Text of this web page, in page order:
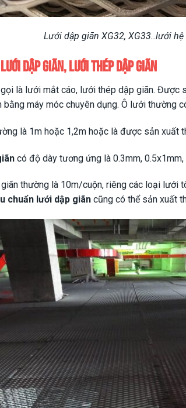
Lưới dập giãn XG32, XG33..lưới hệ
dập giãn, lưới thép dập giãn
là lưới mắt cáo, lưới thép dập giãn. Được
máy móc chuyên dụng. Ô lưới thường
là 1m hoặc 1,2m hoặc là được sản xuất
có độ dày tương ứng là 0.3mm, 0.5x1mm,
thường là 10m/cuộn, riêng các loại lưới
chuẩn lưới dập giãn cũng có thể sản xuất